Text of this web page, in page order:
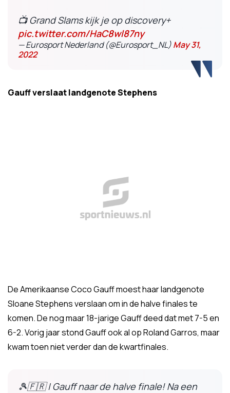
📺 Grand Slams kijk je op discovery+
pic.twitter.com/HaC8wl87ny
— Eurosport Nederland (@Eurosport_NL)May 31,
2022
Gauff verslaat landgenote Stephens
De Amerikaanse Coco Gauff moest haar landgenote
Sloane Stephens verslaan om in de halve finales te
komen. De nog maar 18-jarige Gauff deed dat met 7-5 en
6-2. Vorig jaar stond Gauff ook al op Roland Garros, maar
kwam toen niet verder dan de kwartfinales.
🎾🇫🇷 | Gauff naar de halve finale! Na een